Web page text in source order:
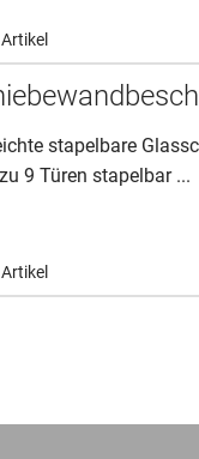
stapelbare
9 Türen stapelbar ...